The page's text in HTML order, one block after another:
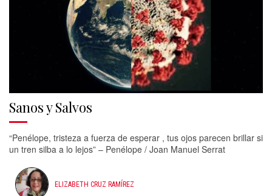
Sanos y Salvos
“Penélope, tristeza a fuerza de esperar , tus ojos parecen brillar si
un tren silba a lo lejos” – Penélope / Joan Manuel Serrat
ELIZABETH CRUZ RAMÍREZ